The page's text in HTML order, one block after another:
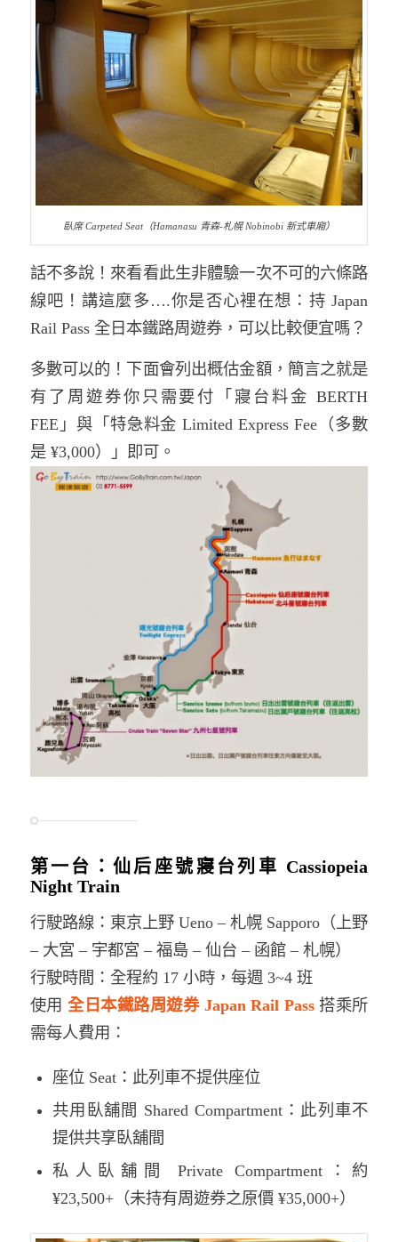
臥席 Carpeted Seat（Hamanasu 青森-札幌 Nobinobi 新式車廂）
話不多說！來看看此生非體驗一次不可的六條路
線吧！講這麼多….你是否心裡在想：持 Japan
Rail Pass 全日本鐵路周遊券，可以比較便宜嗎？
多數可以的！下面會列出概估金額，簡言之就是
有了周遊券你只需要付「寢台料金 BERTH
FEE」與「特急料金 Limited Express Fee（多數
是 ¥3,000）」即可。
第一台：仙后座號寢台列車 Cassiopeia
Night Train
行駛路線：東京上野 Ueno – 札幌 Sapporo（上野
– 大宮 – 宇都宮 – 福島 – 仙台 – 函館 – 札幌）
行駛時間：全程約 17 小時，每週 3~4 班
使用全日本鐵路周遊券 Japan Rail Pass搭乘所
需每人費用：
座位 Seat：此列車不提供座位
共用臥舖間 Shared Compartment：此列車不
提供共享臥舖間
私人臥舖間 Private Compartment：約
¥23,500+（未持有周遊券之原價 ¥35,000+）